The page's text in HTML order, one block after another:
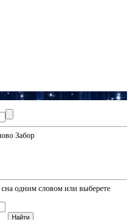
Забор
одним словом или выберете